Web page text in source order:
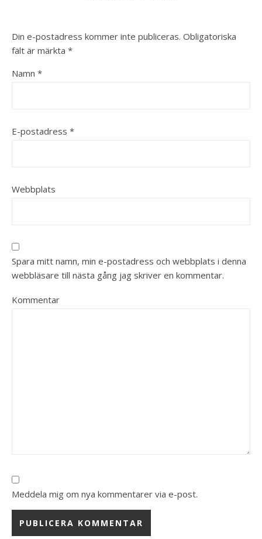
Din e-postadress kommer inte publiceras. Obligatoriska
fält är märkta *
Namn *
E-postadress *
Webbplats
Spara mitt namn, min e-postadress och webbplats i denna
webbläsare till nästa gång jag skriver en kommentar.
Kommentar
Meddela mig om nya kommentarer via e-post.